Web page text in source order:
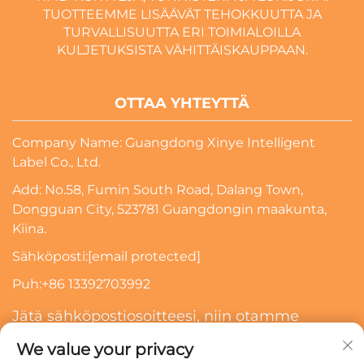
TUOTTEEMME LISÄÄVÄT TEHOKKUUTTA JA
TURVALLISUUTTA ERI TOIMIALOILLA
KULJETUKSISTA VÄHITTÄISKAUPPAAN.
OTTAA YHTEYTTÄ
Company Name: Guangdong Xinye Intelligent
Label Co., Ltd.
Add: No.58, Fumin South Road, Dalang Town,
Dongguan City, 523781 Guangdongin maakunta,
Kiina.
Sähköposti:[email protected]
Puh:+86 13392703992
Jätä sähköpostiosoitteesi, niin otamme
We value your privacy